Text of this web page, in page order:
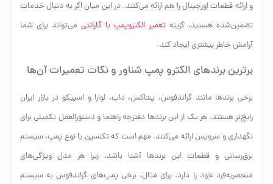
و ارائه قطعات اورجینال را هم ارائه می‌کنند. در این میان اگر به دنبال خدمات
تضمین‌شده هستید، گزینه تعمیر الکتروپمپ با گارانتی می‌تواند برای شما
آرامش خاطر بیشتری ایجاد کند.
برترین برندهای الکترو پمپ شناور و نکات تعمیرات آن‌ها
برخی برندها مانند گراندفوس، پنتاکس، داب، لوارا و اسپیکو در بازار ایران
رایج‌تر هستند. هر یک از این برندها دفترچه راهنما و دستورالعمل تکمیلی برای
نگهداری و سرویس ارائه می‌کنند. مهم است که تکنسین با نوع پمپ، سیستم
برق‌رسانی و قطعات این برندها آشنا باشد، زیرا هر مدل ویژگی‌های
منحصربه‌فرد خود را دارد. برای مثال، برخی پمپ‌های گراندفوس به سیستم